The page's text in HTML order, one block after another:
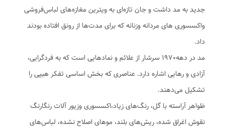
جدید به مد داشت و جان تازه‌ای به ویترین مغازه‌های لباس‌فروشی
واکسسوری های مردانه وزنانه که برای مدت‌ها از رونق افتاده بودند
داد.
مد در دهه1970 سرشار از علائم و نمادهایی است که به فردگرایی،
آزادی و رهایی اشاره دارد. عناصری که بخش اساسی تفکر هیپی را
تشکیل می‌دهند.
ظواهر آراسته با گل، رنگ‌های زیاد،اکسسوری وزیور آلات رنگارنگ
نقوش اغراق شده، ریش‌های بلند، موهای اصلاح نشده، لباس‌های